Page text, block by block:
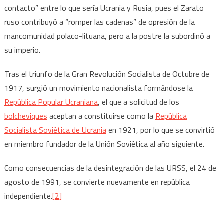
contacto” entre lo que sería Ucrania y Rusia, pues el Zarato
ruso contribuyó a “romper las cadenas” de opresión de la
mancomunidad polaco-lituana, pero a la postre la subordinó a
su imperio.
Tras el triunfo de la Gran Revolución Socialista de Octubre de
1917, surgió un movimiento nacionalista formándose la
República Popular Ucraniana, el que a solicitud de los
bolcheviques aceptan a constituirse como la República
Socialista Soviética de Ucraniaen 1921, por lo que se convirtió
en miembro fundador de la Unión Soviética al año siguiente.
Como consecuencias de la desintegración de las URSS, el 24 de
agosto de 1991, se convierte nuevamente en república
independiente.[2]